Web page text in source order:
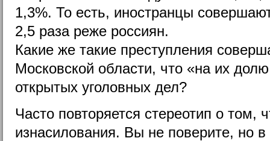
1,3%. То есть, иностранцы
2,5 раза реже россиян.
Какие же такие преступления
Московской области, что «на их
открытых уголовных дел?
Часто повторяется стереотип о том,
изнасилования. Вы не поверите, но в